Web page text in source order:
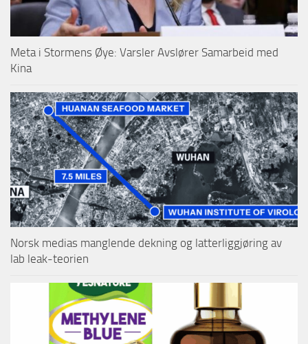
Meta i Stormens Øye: Varsler Avslører Samarbeid med
Kina
Norsk medias manglende dekning og latterliggjøring av
lab leak-teorien